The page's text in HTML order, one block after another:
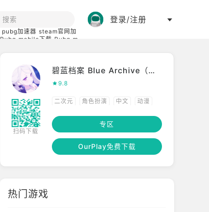
pubg加速器 steam官网加
Pubg mobile下载 Pubg m
登录/注册
扫码下载
碧蓝档案 Blue Archive（国际服）
9.8
二次元 角色扮演 中文 动漫
日系 多人竞技
专区
OurPlay免费下载
热门游戏